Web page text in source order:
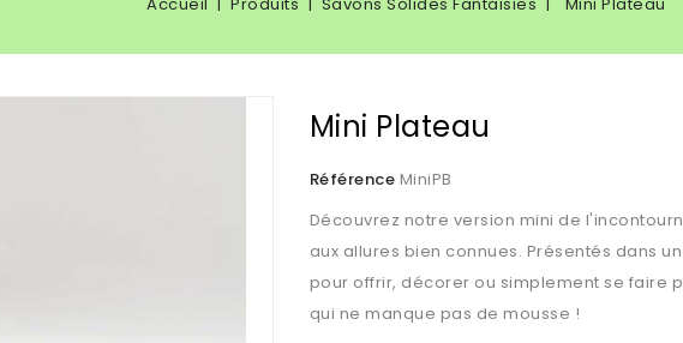
Mini Plateau
Référence MiniPB
Découvrez notre version mini de
aux allures bien connues. Présentés dans
pour offrir, décorer ou simplement se faire
qui ne manque pas de mousse !